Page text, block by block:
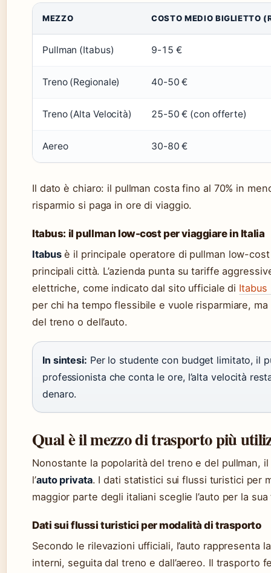
MEZZO COSTO MEDIO BIGLIETTO
Pullman (Itabus) 9-15 €
Treno (Regionale) 40-50 €
Treno (Alta Velocità) 25-50 € (con offerte)
Aereo 30-80 €
Il dato è chiaro: il pullman costa fino al 70% in
risparmio si paga in ore di viaggio.
Itabus: il pullman low-cost per viaggiare in Italia
Itabusè il principale operatore di pullman low-
principali città. L’azienda punta su tariffe
elettriche, come indicato dal sito ufficiale di
per chi ha tempo flessibile e vuole risparmiare,
del treno o dell’auto.
In sintesi: Per lo studente con budget limitato, il
professionista che conta le ore, l’alta velocità
denaro.
Qual è il mezzo di trasporto più
Nonostante la popolarità del treno e del pullman,
l’auto privata. I dati statistici sui flussi turistici per
maggior parte degli italiani sceglie l’auto per la
Dati sui flussi turistici per modalità di trasporto
Secondo le rilevazioni ufficiali, l’auto rappresenta
interni, seguita dal treno e dall’aereo. Il trasporto